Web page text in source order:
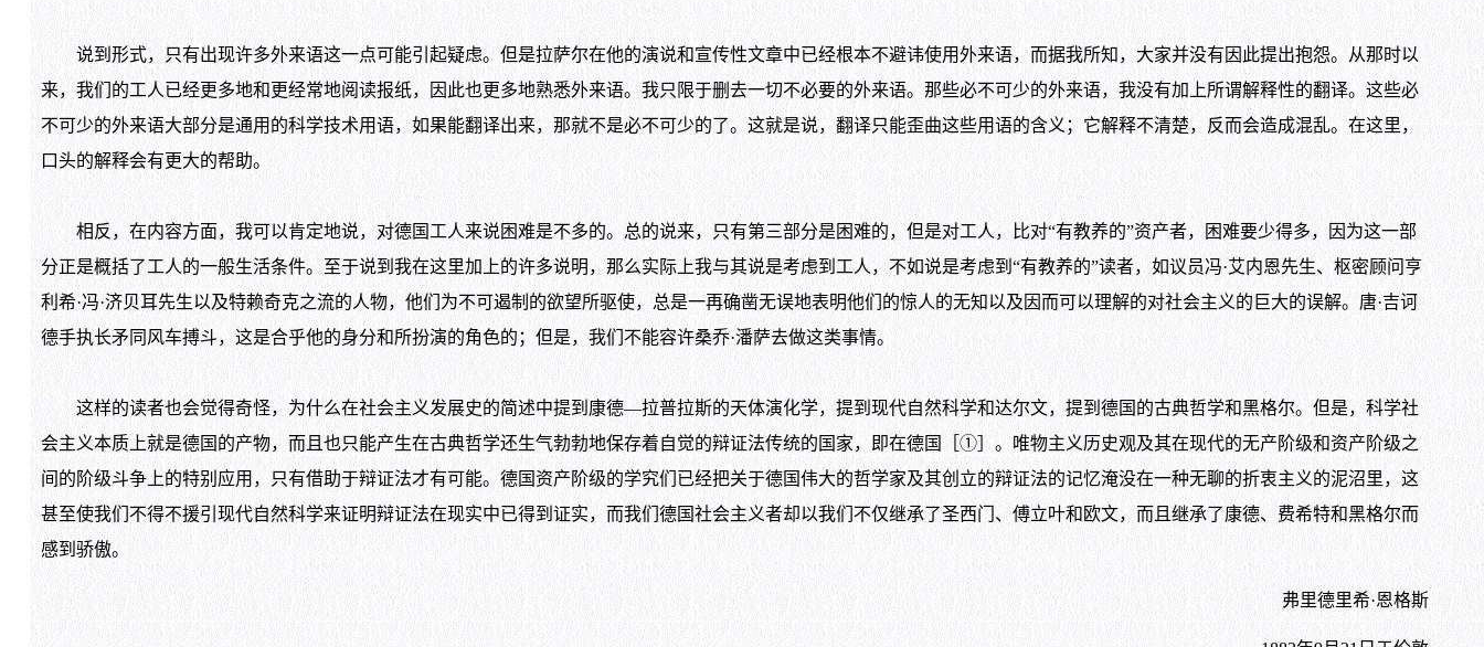
说到形式，只有出现许多外来语这一点可能引起疑虑。但是拉萨尔在他的演说和宣传性文章中已经根本不避讳使用外来语，而据我所知，大家并没有因此提出抱怨。从那时以
来，我们的工人已经更多地和更经常地阅读报纸，因此也更多地熟悉外来语。我只限于删去一切不必要的外来语。那些必不可少的外来语，我没有加上所谓解释性的翻译。这些必
不可少的外来语大部分是通用的科学技术用语，如果能翻译出来，那就不是必不可少的了。这就是说，翻译只能歪曲这些用语的含义；它解释不清楚，反而会造成混乱。在这里，
口头的解释会有更大的帮助。
相反，在内容方面，我可以肯定地说，对德国工人来说困难是不多的。总的说来，只有第三部分是困难的，但是对工人，比对“有教养的”资产者，困难要少得多，因为这一部
分正是概括了工人的一般生活条件。至于说到我在这里加上的许多说明，那么实际上我与其说是考虑到工人，不如说是考虑到“有教养的”读者，如议员冯·艾内恩先生、枢密顾问亨
利希·冯·济贝耳先生以及特赖奇克之流的人物，他们为不可遏制的欲望所驱使，总是一再确凿无误地表明他们的惊人的无知以及因而可以理解的对社会主义的巨大的误解。唐·吉诃
德手执长矛同风车搏斗，这是合乎他的身分和所扮演的角色的；但是，我们不能容许桑乔·潘萨去做这类事情。
这样的读者也会觉得奇怪，为什么在社会主义发展史的简述中提到康德—拉普拉斯的天体演化学，提到现代自然科学和达尔文，提到德国的古典哲学和黑格尔。但是，科学社
会主义本质上就是德国的产物，而且也只能产生在古典哲学还生气勃勃地保存着自觉的辩证法传统的国家，即在德国［①］。唯物主义历史观及其在现代的无产阶级和资产阶级之
间的阶级斗争上的特别应用，只有借助于辩证法才有可能。德国资产阶级的学究们已经把关于德国伟大的哲学家及其创立的辩证法的记忆淹没在一种无聊的折衷主义的泥沼里，这
甚至使我们不得不援引现代自然科学来证明辩证法在现实中已得到证实，而我们德国社会主义者却以我们不仅继承了圣西门、傅立叶和欧文，而且继承了康德、费希特和黑格尔而
感到骄傲。
弗里德里希·恩格斯